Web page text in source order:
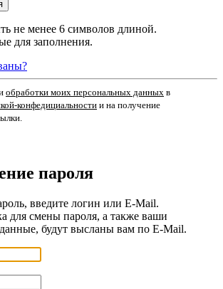
не менее 6 символов длиной.
для заполнения.
обработки моих персональных данных в
конфедициальности и на получение
пароля
введите логин или E-Mail.
для смены пароля, а также ваши
будут высланы вам по E-Mail.